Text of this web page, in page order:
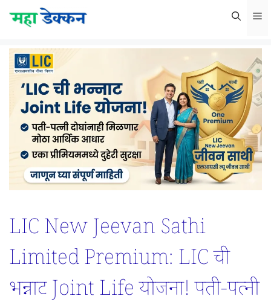
Skip
content
LIC New Jeevan Sathi
Limited Premium: LIC ची
भन्नाट Joint Life योजना! पती-पत्नी